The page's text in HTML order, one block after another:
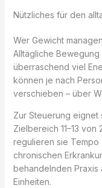
Nützliches für den
Wer Gewicht
Alltägliche
überraschend viel
können je nach
verschieben – über
Zur Steuerung eignet
Zielbereich 11–13
regulieren sie Tempo
chronischen
behandelnden Praxis
Einheiten.